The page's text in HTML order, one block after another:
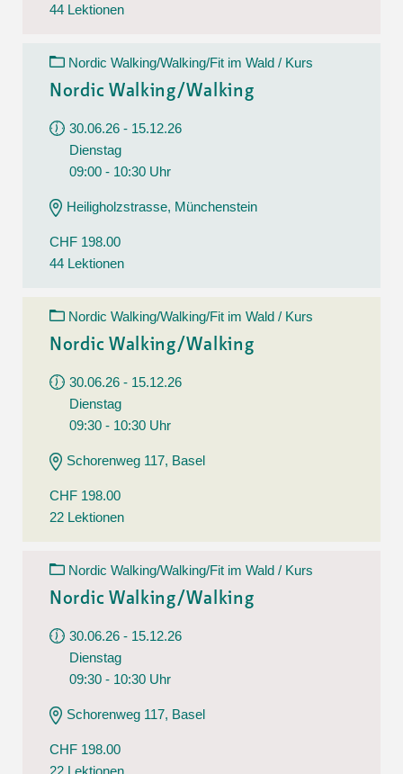
44 Lektionen
Nordic Walking/Walking/Fit im Wald / Kurs
Nordic Walking/Walking
30.06.26 - 15.12.26
Dienstag
09:00 - 10:30 Uhr
Heiligholzstrasse, Münchenstein
CHF 198.00
44 Lektionen
Nordic Walking/Walking/Fit im Wald / Kurs
Nordic Walking/Walking
30.06.26 - 15.12.26
Dienstag
09:30 - 10:30 Uhr
Schorenweg 117, Basel
CHF 198.00
22 Lektionen
Nordic Walking/Walking/Fit im Wald / Kurs
Nordic Walking/Walking
30.06.26 - 15.12.26
Dienstag
09:30 - 10:30 Uhr
Schorenweg 117, Basel
CHF 198.00
22 Lektionen